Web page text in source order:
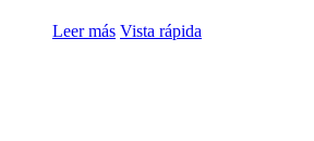
Leer más Vista rápida